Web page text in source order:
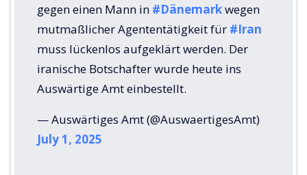
gegen einen Mann in #Dänemarkwegen
mutmaßlicher Agententätigkeit für #Iran
muss lückenlos aufgeklärt werden. Der
iranische Botschafter wurde heute ins
Auswärtige Amt einbestellt.
— Auswärtiges Amt (@AuswaertigesAmt)
July 1, 2025